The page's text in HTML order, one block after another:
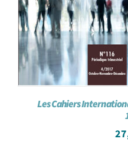
Les Cahiers